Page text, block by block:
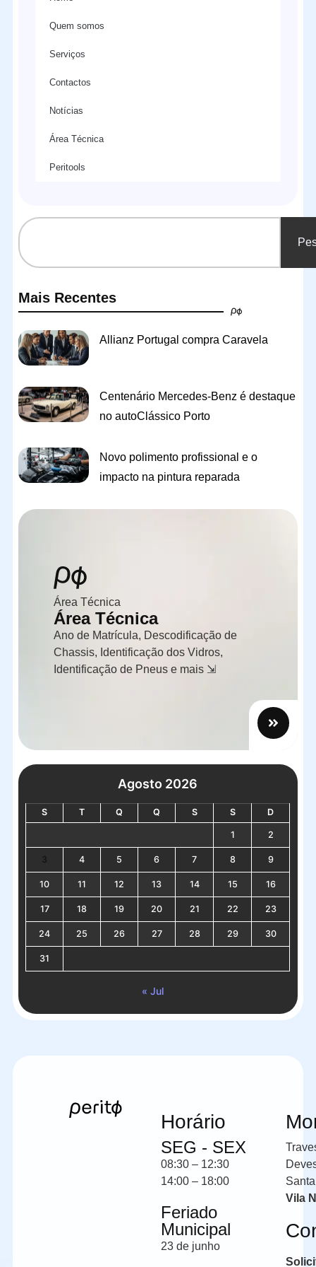
Quem somos
Serviços
Contactos
Notícias
Área Técnica
Peritools
Mais Recentes
Allianz Portugal compra Caravela
Centenário Mercedes-Benz é destaque
no autoClássico Porto
Novo polimento profissional e o
impacto na pintura reparada
Área Técnica
Área Técnica
Ano de Matrícula, Descodificação de
Chassis, Identificação dos Vidros,
Identificação de Pneus e mais ⇲
Agosto 2026
S T Q Q S S D
1 2
3 4 5 6 7 8 9
10 11 12 13 14 15 16
17 18 19 20 21 22 23
24 25 26 27 28 29 30
31
« Jul
Horário
SEG - SEX
08:30 – 12:30
14:00 – 18:00
Feriado
Municipal
23 de junho
Vila